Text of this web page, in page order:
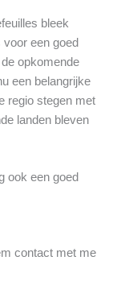
bleek
een goed
opkomende
een belangrijke
regio stegen met
landen bleven
ook een goed
contact met me